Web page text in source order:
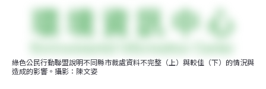
綠色公民行動聯盟說明不同縣市裁處資料不完整（上）與較佳（下）的情況與
造成的影響。攝影：陳文姿